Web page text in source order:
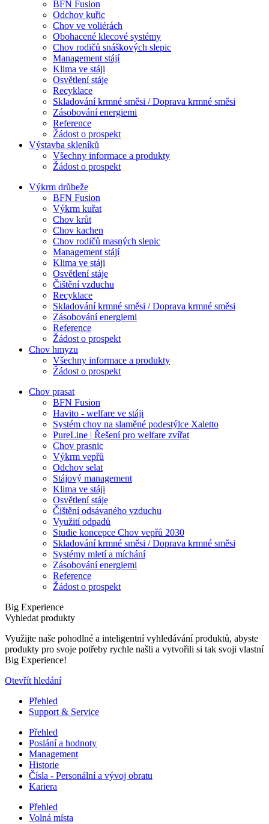
BFN Fusion
Odchov kuřic
Chov ve voliérách
Obohacené klecové systémy
Chov rodičů snáškových slepic
Management stájí
Klima ve stáji
Osvětlení stáje
Recyklace
Skladování krmné směsi / Doprava krmné směsi
Zásobování energiemi
Reference
Žádost o prospekt
Výstavba skleníků
Všechny informace a produkty
Žádost o prospekt
Výkrm drůbeže
BFN Fusion
Výkrm kuřat
Chov krůt
Chov kachen
Chov rodičů masných slepic
Management stájí
Klima ve stáji
Osvětlení stáje
Čištění vzduchu
Recyklace
Skladování krmné směsi / Doprava krmné směsi
Zásobování energiemi
Reference
Žádost o prospekt
Chov hmyzu
Všechny informace a produkty
Žádost o prospekt
Chov prasat
BFN Fusion
Havito - welfare ve stáji
Systém chov na slaměné podestýlce Xaletto
PureLine | Řešení pro welfare zvířat
Chov prasnic
Výkrm vepřů
Odchov selat
Stájový management
Klima ve stáji
Osvětlení stáje
Čištění odsávaného vzduchu
Využití odpadů
Studie koncepce Chov vepřů 2030
Skladování krmné směsi / Doprava krmné směsi
Systémy mletí a míchání
Zásobování energiemi
Reference
Žádost o prospekt
Big Experience
Vyhledat produkty
Využijte naše pohodlné a inteligentní vyhledávání produktů, abyste
produkty pro svoje potřeby rychle našli a vytvořili si tak svoji vlastní
Big Experience!
Otevřít hledání
Přehled
Support & Service
Přehled
Poslání a hodnoty
Management
Historie
Čísla - Personální a vývoj obratu
Kariera
Přehled
Volná místa